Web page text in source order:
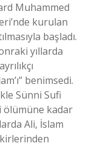
Muhammed
kurulan
başladı.
yıllarda
benimsedi.
Sünni Sufi
ölümüne kadar
Ali, İslam